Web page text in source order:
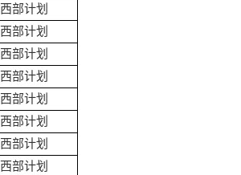
西部计划
西部计划
西部计划
西部计划
西部计划
西部计划
西部计划
西部计划